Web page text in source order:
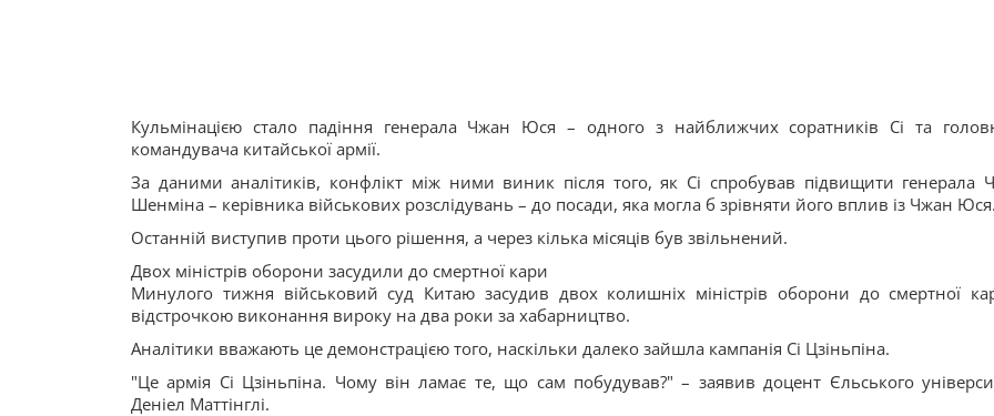
Кульмінацією стало падіння генерала Чжан Юся – одного з найближчих соратників Сі та
командувача китайської армії.
За даними аналітиків, конфлікт між ними виник після того, як Сі спробував підвищити генерала
Шенміна – керівника військових розслідувань – до посади, яка могла б зрівняти його вплив із Чжан Юся.
Останній виступив проти цього рішення, а через кілька місяців був звільнений.
Двох міністрів оборони засудили до смертної кари
Минулого тижня військовий суд Китаю засудив двох колишніх міністрів оборони до смертної
відстрочкою виконання вироку на два роки за хабарництво.
Аналітики вважають це демонстрацією того, наскільки далеко зайшла кампанія Сі Цзіньпіна.
"Це армія Сі Цзіньпіна. Чому він ламає те, що сам побудував?" – заявив доцент Єльського
Деніел Маттінглі.